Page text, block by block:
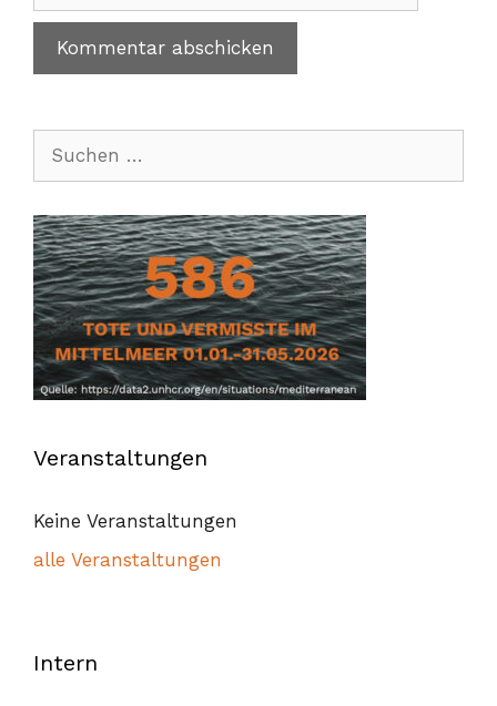
nach:
Veranstaltungen
Keine Veranstaltungen
alle Veranstaltungen
Intern